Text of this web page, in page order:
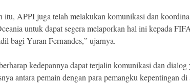
itu, APPI juga telah melakukan komunikasi dan
untuk dapat segera melaporkan hal ini kepada
bagi Yuran Fernandes,” ujarnya.
kedepannya dapat terjalin komunikasi dan
antara pemain dengan para pemangku kepentingan